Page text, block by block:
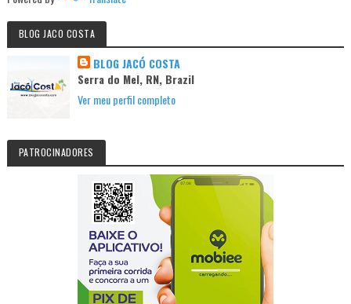
BLOG JACO COSTA
BLOG JACÓ COSTA
Serra do Mel, RN, Brazil
Ver meu perfil completo
PATROCINADORES